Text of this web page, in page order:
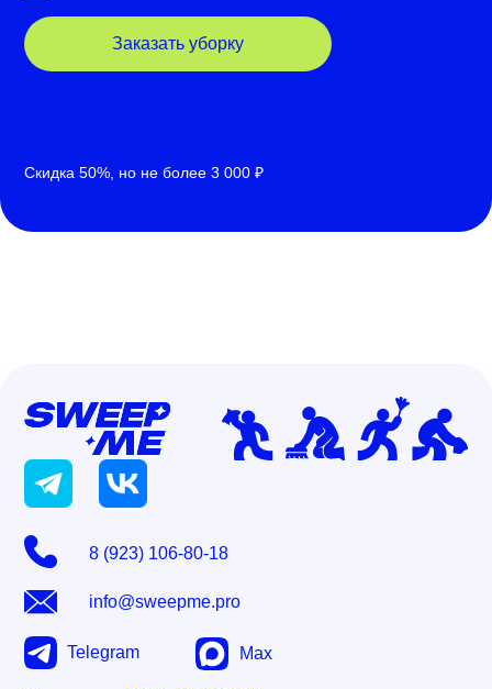
Заказать уборку
Скидка 50%, но не более 3 000 ₽
8 (923) 106-80-18
info@sweepme.pro
Telegram Max